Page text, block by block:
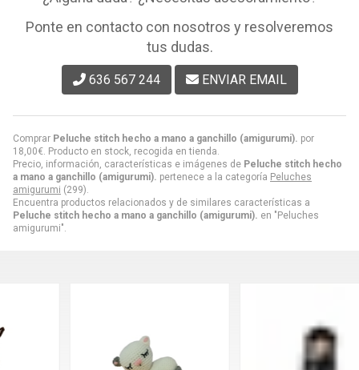
Comprar Peluche stitch hecho a mano a ganchillo (amigurumi). por
18,00€ . Producto en stock, recogida en tienda.
Precio, información, características e imágenes de Peluche stitch hecho
a mano a ganchillo (amigurumi). pertenece a la categoría Peluches
amigurumi (299).
Encuentra productos relacionados y de similares características a
Peluche stitch hecho a mano a ganchillo (amigurumi). en "Peluches
amigurumi".
Ponte en contacto con nosotros y resolveremos
tus dudas.
636 567 244 ENVIAR EMAIL